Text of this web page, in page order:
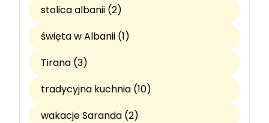
stolica albanii (2)
święta w Albanii (1)
Tirana (3)
tradycyjna kuchnia (10)
wakacje Saranda (2)